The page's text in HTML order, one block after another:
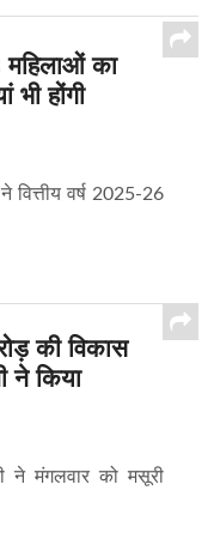
महिलाओं का
भी होंगी
वर्ष 2025-26
की विकास
ने किया
ने मंगलवार को मसूरी